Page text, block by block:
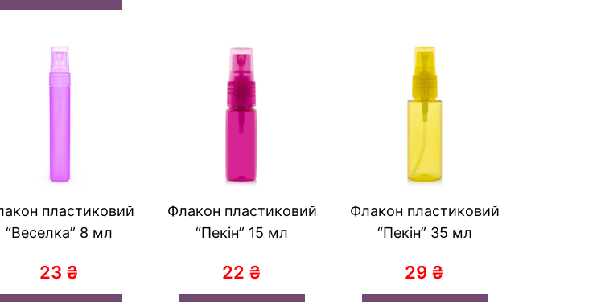
пластиковий
“Веселка” 8 мл
23 ₴
Флакон пластиковий
“Пекін” 15 мл
22 ₴
Флакон пластиковий
“Пекін” 35 мл
29 ₴